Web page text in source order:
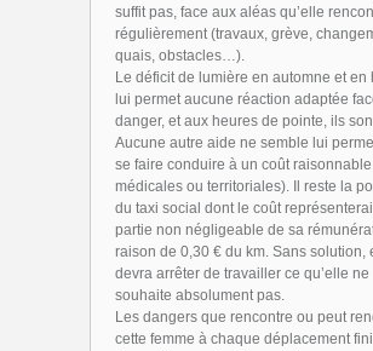
suffit pas, face aux aléas qu’elle
régulièrement (travaux, grève,
quais, obstacles…).
Le déficit de lumière en automne et en
lui permet aucune réaction adaptée
danger, et aux heures de pointe, ils
Aucune autre aide ne semble lui
se faire conduire à un coût
médicales ou territoriales). Il reste la
du taxi social dont le coût
partie non négligeable de sa
raison de 0,30 € du km. Sans solution,
devra arrêter de travailler ce qu’elle ne
souhaite absolument pas.
Les dangers que rencontre ou peut
cette femme à chaque déplacement